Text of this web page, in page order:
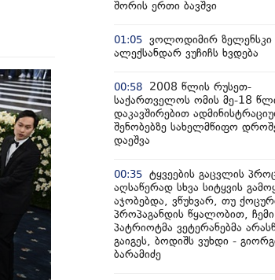
შორის ერთი ბავშვი
01:05 ვოლოდიმირ ზელენსკი
ალექსანდარ ვუჩიჩს ხვდება
00:58
2008 წლის რუსეთ-
საქართველოს ომის მე-18
დაკავშირებით
შენობებზე სახელმწიფო
დაეშვა
00:35 ტყვეების გაცვლის
აღსაწერად სხვა სიტყვის
აჯობებდა, ვწუხვარ, თუ
პროპაგანდის წყალობით, ჩემი
პატრიოტმა ვეტერანებმა
გაიგეს, ბოდიშს ვუხდი -
ბარამიძე